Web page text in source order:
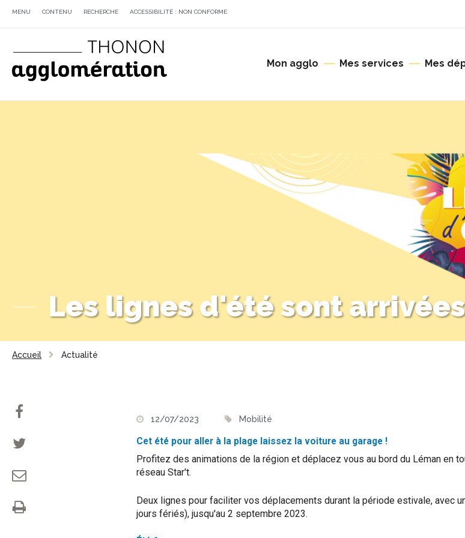
MENU CONTENU RECHERCHE ACCESSIBILITÉ : NON CONFORME
Mon agglo Mes services Mes
Les lignes d'été sont
Accueil Actualité
12/07/2023 Mobilité
Cet été pour aller à la plage laissez la voiture au garage !
Profitez des animations de la région et déplacez vous au bord du Léman en
réseau Star't.
Deux lignes pour faciliter vos déplacements durant la période estivale, avec
jours fériés), jusqu'au 2 septembre 2023.